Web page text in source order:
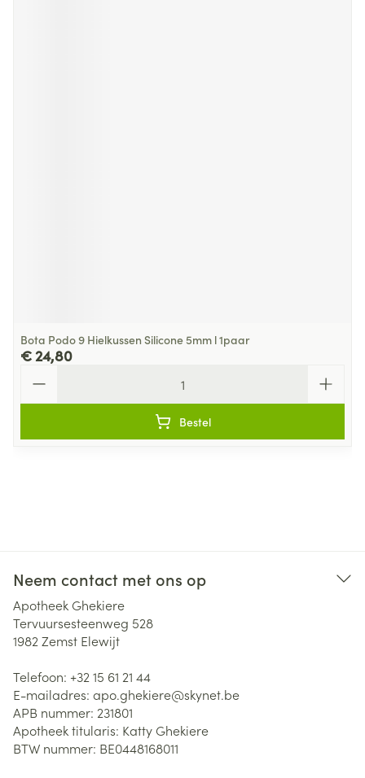
Bota Podo 9 Hielkussen Silicone 5mm l 1paar
€ 24,80
Bestel
Neem contact met ons op
Apotheek Ghekiere
Tervuursesteenweg 528
1982 Zemst Elewijt
Telefoon: +32 15 61 21 44
E-mailadres: apo.ghekiere@skynet.be
APB nummer: 231801
Apotheek titularis: Katty Ghekiere
BTW nummer: BE0448168011